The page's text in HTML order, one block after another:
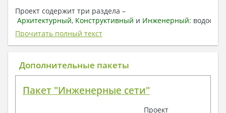
Проект содержит три раздела –
Архитектурный, Конструктивный и Инженерный:
отопление, вентиляция, канализация,
электроснабжение (приобретается за дополнительную
плату) + Пояснительная записка.
1. Архитектурный раздел:
План координационных осей
Поэтажные маркировочные планы с
Прочитать полный текст
Дополнительные пакеты
Пакет "Инженерные сети"
Проект